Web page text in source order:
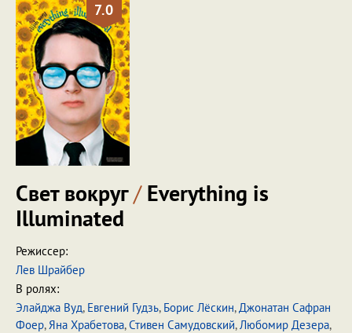
7.0
Свет вокруг/Everything is
Illuminated
Режиссер:
Лев Шрайбер
В ролях:
Элайджа Вуд, Евгений Гудзь, Борис Лёскин,Джонатан Сафран
Фоер,Яна Храбетова,Стивен Самудовский,Любомир Дезера,